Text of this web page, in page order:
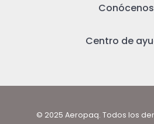
Conócenos
Centro de
© 2025 Aeropaq. Todos los